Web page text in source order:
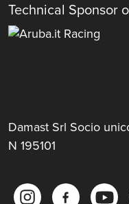
Technical Sponsor
Damast Srl Socio
N 195101